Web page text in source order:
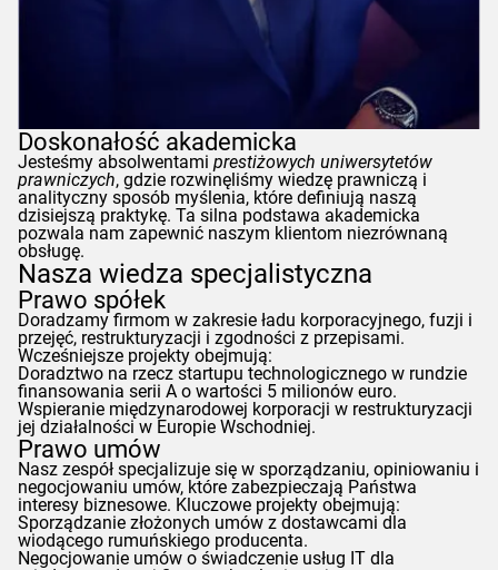
Doskonałość akademicka
Jesteśmy absolwentami prestiżowych uniwersytetów
prawniczych, gdzie rozwinęliśmy wiedzę prawniczą i
analityczny sposób myślenia, które definiują naszą
dzisiejszą praktykę. Ta silna podstawa akademicka
pozwala nam zapewnić naszym klientom niezrównaną
obsługę.
Nasza wiedza specjalistyczna
Prawo spółek
Doradzamy firmom w zakresie ładu korporacyjnego, fuzji i
przejęć, restrukturyzacji i zgodności z przepisami.
Wcześniejsze projekty obejmują:
Doradztwo na rzecz startupu technologicznego w rundzie
finansowania serii A o wartości 5 milionów euro.
Wspieranie międzynarodowej korporacji w restrukturyzacji
jej działalności w Europie Wschodniej.
Prawo umów
Nasz zespół specjalizuje się w sporządzaniu, opiniowaniu i
negocjowaniu umów, które zabezpieczają Państwa
interesy biznesowe. Kluczowe projekty obejmują:
Sporządzanie złożonych umów z dostawcami dla
wiodącego rumuńskiego producenta.
Negocjowanie umów o świadczenie usług IT dla